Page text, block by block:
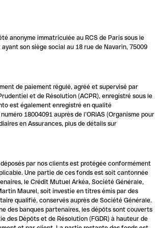
anonyme immatriculée au RCS de Paris sous le
son siège social au 18 rue de Navarin, 75009
de paiement régulé, agréé et supervisé par
et de Résolution (ACPR), enregistré sous le
est également enregistré en qualité
18004091 auprès de l’ORIAS (Organisme pour
en Assurances, plus de détails sur
par nos clients est protégée conformément
Une partie de ces fonds est soit cantonnée
le Crédit Mutuel Arkéa, Société Générale,
Maurel, soit investie en titres émis par des
qualifié, conservés auprès de Société Générale.
des banques partenaires, les dépôts sont couverts
des Dépôts et de Résolution (FGDR) à hauteur de